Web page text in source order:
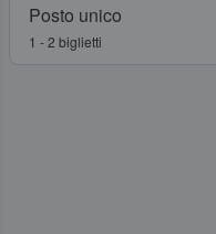
Posto unico
1 - 2 biglietti